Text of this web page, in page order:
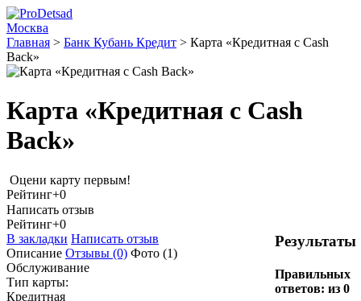
Москва
Главная > Банк Кубань Кредит > Карта «Кредитная с Cash
Back»
Карта «Кредитная с Cash
Back»
Оцени карту первым!
Рейтинг+0
Написать отзыв
Результаты
Правильных
ответов: из 0
Рейтинг+0
В закладки Написать отзыв
Описание Отзывы (0) Фото (1)
Обслуживание
Тип карты:
Кредитная